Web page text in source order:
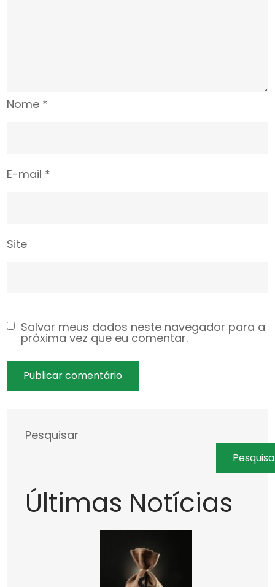
Nome *
E-mail *
Site
Salvar meus dados neste navegador para a
próxima vez que eu comentar.
Pesquisar
Últimas Notícias